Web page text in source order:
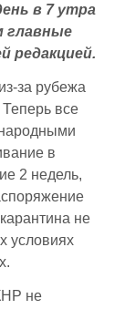
в 7 утра
главные
редакцией.
за рубежа
Теперь все
в
2 недель,
не
условиях
не